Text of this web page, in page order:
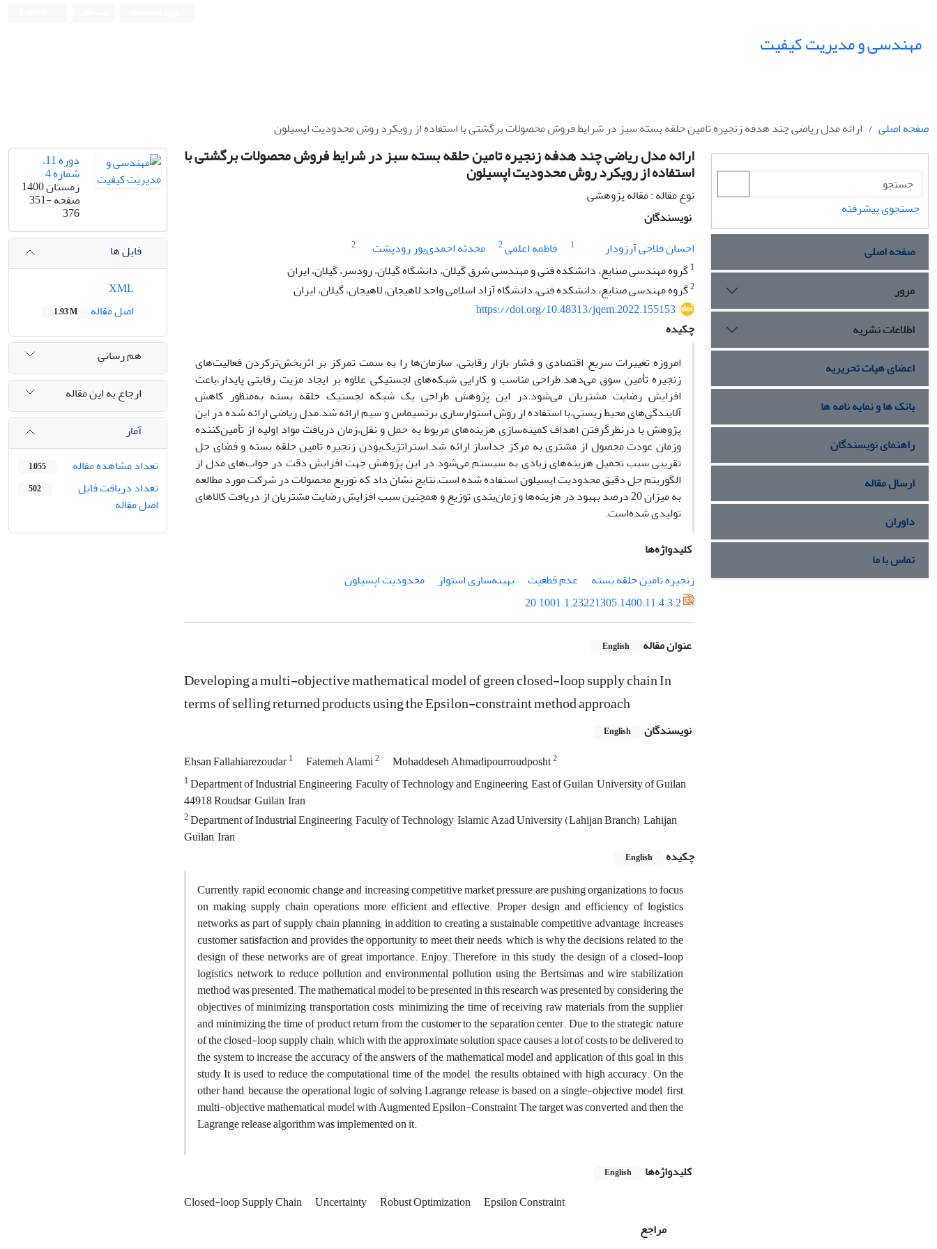
مهندسی و مدیریت کیفیت
صفحه اصلی ارائه مدل ریاضی چند هدفه زنجیره تامین حلقه بسته سبز در شرایط فروش محصولات برگشتی با استفاده از رویکرد روش محدودیت اپسیلون
ارائه مدل ریاضی چند هدفه زنجیره تامین حلقه بسته سبز در شرایط فروش محصولات برگشتی با
استفاده از رویکرد روش محدودیت اپسیلون
نوع مقاله : مقاله پژوهشی
نویسندگان
احسان فلاحی آرزودار
1 فاطمه اعلمی2 محدثه احمدی‌پور رودپشت
2
1گروه مهندسی صنایع، دانشکده فنی و مهندسی شرق گیلان، دانشگاه گیلان، رودسر، گیلان، ایران
2گروه مهندسی صنایع، دانشکده فنی، دانشگاه آزاد اسلامی واحد لاهیجان، لاهیجان، گیلان، ایران
https://doi.org/10.48313/jqem.2022.155153
چکیده
امروزه تغییرات سریع اقتصادی و فشار بازار رقابتی، سازمان‌ها را به سمت تمرکز بر اثربخش‌ترکردن فعالیت‌های
زنجیره‌ تأمین سوق می‌دهد.طراحی مناسب و کارایی شبکه‌های لجستیکی علاوه بر ایجاد مزیت رقابتی پایدار،باعث
افزایش رضایت مشتریان می‌شود.در این پژوهش ﻃﺮاﺣﯽ ﯾﮏ ﺷﺒﮑﻪ ﻟﺠﺴﺘﯿﮏ حلقه بسته ﺑﻪﻣﻨﻈﻮر ﮐﺎهش
آﻻﯾﻨﺪﮔﯽ‎‌های ﻣﺤﯿﻂ زﯾﺴتی،با استفاده از روش استوار‌سازی برتسیماس و سیم ارائه شد.مدل ریاضی ارائه شده در این
پژوهش با درنظرگرفتن اهداف کمینه‌سازی هزینه‌های مربوط به حمل و نقل،زمان دریافت مواد اولیه از تأمین‌کننده
وزمان عودت محصول از مشتری به مرکز جداساز ارائه شد.استراتژیک‌بودن زنجیره تامین حلقه بسته و فضای حل
تقریبی سبب تحمیل هزینه‌های زیادی به سیستم می‌شود.در این پژوهش جهت افزایش دقت در جواب‌های مدل از
الگوریتم حل دقیق محدودیت اپسیلون استفاده شده است.نتایج نشان داد که توزیع محصولات در شرکت مورد مطالعه
به میزان 20 درصد بهبود در هزینه‌ها و زمان‌بندی توزیع و همچنین سبب افزایش رضایت مشتریان از دریافت کالاهای
تولیدی شده‌است.
کلیدواژه‌ها
زنجیره تامین حلقه بسته
عدم قطعیت بهینه‌سازی استوار
محدودیت اپسیلون
20.1001.1.23221305.1400.11.4.3.2
عنوان مقاله English
Developing a multi-objective mathematical model of green closed-loop supply chain In
terms of selling returned products using the Epsilon-constraint method approach
نویسندگان English
Ehsan Fallahiarezoudar1 Fatemeh Alami2 Mohaddeseh Ahmadipourroudposht2
1Department of Industrial Engineering, Faculty of Technology and Engineering, East of Guilan, University of Guilan,
44918 Roudsar, Guilan, Iran
2Department of Industrial Engineering, Faculty of Technology, Islamic Azad University (Lahijan Branch), Lahijan,
Guilan, Iran
چکیده
English
Currently, rapid economic change and increasing competitive market pressure are pushing organizations to focus
on making supply chain operations more efficient and effective. Proper design and efficiency of logistics
networks as part of supply chain planning, in addition to creating a sustainable competitive advantage, increases
customer satisfaction and provides the opportunity to meet their needs, which is why the decisions related to the
design of these networks are of great importance. Enjoy. Therefore, in this study, the design of a closed-loop
logistics network to reduce pollution and environmental pollution using the Bertsimas and wire stabilization
method was presented. The mathematical model to be presented in this research was presented by considering the
objectives of minimizing transportation costs, minimizing the time of receiving raw materials from the supplier
and minimizing the time of product return from the customer to the separation center. Due to the strategic nature
of the closed-loop supply chain, which with the approximate solution space causes a lot of costs to be delivered to
the system to increase the accuracy of the answers of the mathematical model and application of this goal in this
study It is used to reduce the computational time of the model, the results obtained with high accuracy. On the
other hand, because the operational logic of solving Lagrange release is based on a single-objective model, first
multi-objective mathematical model with Augmented Epsilon-Constraint The target was converted and then the
Lagrange release algorithm was implemented on it.
کلیدواژه‌ها English
Closed-loop Supply Chain Uncertainty Robust Optimization
Epsilon Constraint
مراجع
دوره 11،
شماره 4
زمستان 1400
صفحه351-
376
فایل ها
اصل مقاله
1.93 M
هم رسانی
ارجاع به این مقاله
آمار
تعداد مشاهده مقاله
1,055
تعداد دریافت فایل
اصل مقاله
502
جستجوی پیشرفته
صفحه اصلی
مرور
اطلاعات نشریه
اعضای هیات تحریریه
بانک ها و نمایه نامه ها
راهنمای نویسندگان
ارسال مقاله
داوران
تماس با ما